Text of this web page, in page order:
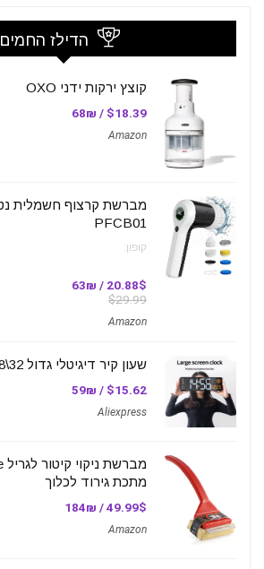
הדילז החמים
קוצץ ירקות ידני OXO
$18.39 / 68₪
Amazon
PFCB01
קופון:
20.88$ / 63₪
$29.99
Amazon
שעון קיר דיגיטלי גדול 32\38 ס"מ
$15.62 / 59₪
Aliexpress
מתכת גירוד לכלוך
49.99$ / 184₪
Amazon